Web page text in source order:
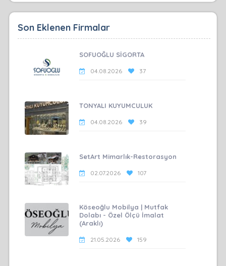
Son Eklenen Firmalar
SOFUOĞLU SİGORTA
04.08.2026 37
TONYALI KUYUMCULUK
04.08.2026 39
SetArt Mimarlık-Restorasyon
02.07.2026 107
Köseoğlu Mobilya | Mutfak
Dolabı - Özel Ölçü İmalat
(Araklı)
21.05.2026 159